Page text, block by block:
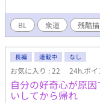
BL 衆道 残酷
長編 連載中 なし
お気に入り : 22 24h.ポイ
自分の好奇心が原
いしてから帰れ